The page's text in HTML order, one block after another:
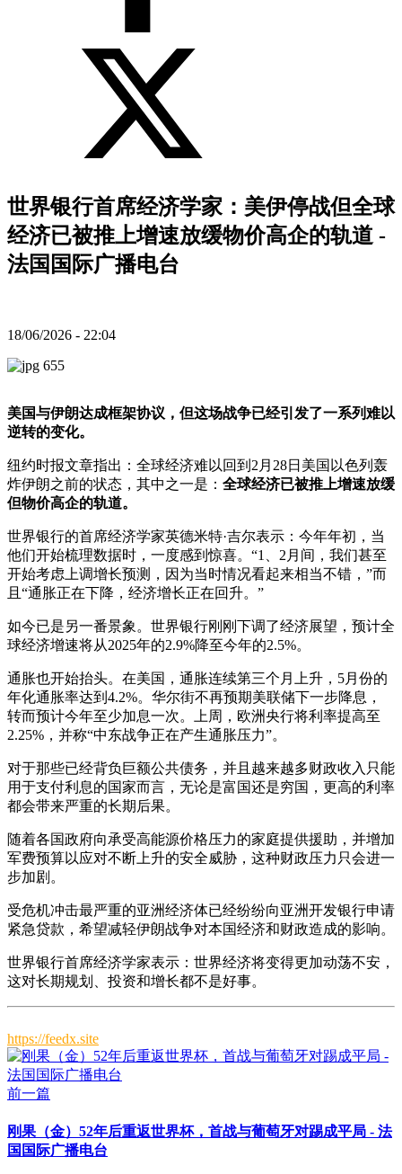
世界银行首席经济学家：美伊停战但全球
经济已被推上增速放缓物价高企的轨道 -
法国国际广播电台
18/06/2026 - 22:04
美国与伊朗达成框架协议，但这场战争已经引发了一系列难以
逆转的变化。
纽约时报文章指出：全球经济难以回到2月28日美国以色列轰
炸伊朗之前的状态，其中之一是： 全球经济已被推上增速放缓
但物价高企的轨道。
世界银行的首席经济学家英德米特·吉尔表示：今年年初，当
他们开始梳理数据时，一度感到惊喜。“1、2月间，我们甚至
开始考虑上调增长预测，因为当时情况看起来相当不错，”而
且“通胀正在下降，经济增长正在回升。”
如今已是另一番景象。世界银行刚刚下调了经济展望，预计全
球经济增速将从2025年的2.9%降至今年的2.5%。
通胀也开始抬头。在美国，通胀连续第三个月上升，5月份的
年化通胀率达到4.2%。华尔街不再预期美联储下一步降息，
转而预计今年至少加息一次。上周，欧洲央行将利率提高至
2.25%，并称“中东战争正在产生通胀压力”。
对于那些已经背负巨额公共债务，并且越来越多财政收入只能
用于支付利息的国家而言，无论是富国还是穷国，更高的利率
都会带来严重的长期后果。
随着各国政府向承受高能源价格压力的家庭提供援助，并增加
军费预算以应对不断上升的安全威胁，这种财政压力只会进一
步加剧。
受危机冲击最严重的亚洲经济体已经纷纷向亚洲开发银行申请
紧急贷款，希望减轻伊朗战争对本国经济和财政造成的影响。
世界银行首席经济学家表示：世界经济将变得更加动荡不安，
这对长期规划、投资和增长都不是好事。
https://feedx.site
前一篇
刚果（金）52年后重返世界杯，首战与葡萄牙对踢成平局 - 法
国国际广播电台